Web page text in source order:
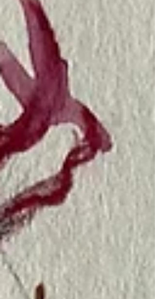
manque d’Énergie. En voici une recette très «
tradi » pais qui n’en est pas moins savoureuse
très simple à préparer, qui sait mettre en valeur
cette saveur tou